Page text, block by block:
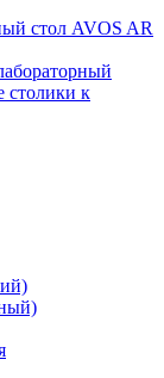
стол AVOS AR
столики к